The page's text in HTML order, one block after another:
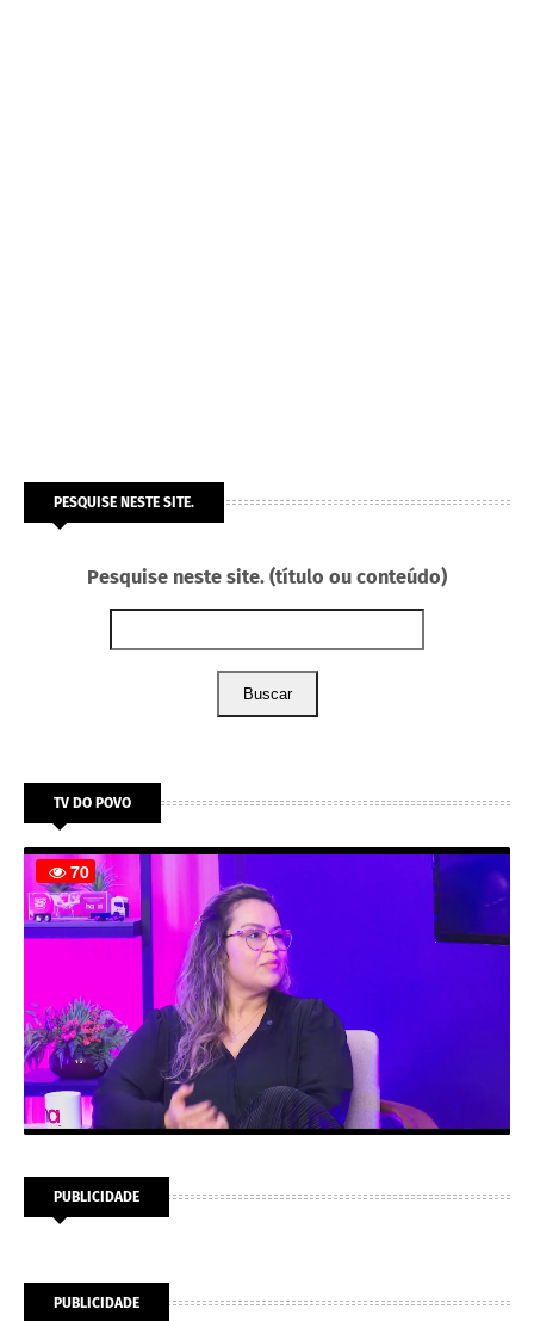
PESQUISE NESTE SITE.
Pesquise neste site. (título ou conteúdo)
Buscar
TV DO POVO
PUBLICIDADE
PUBLICIDADE